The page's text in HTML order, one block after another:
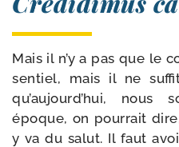
Mais il n’y a pas que le
sen­tiel, mais il ne
qu’au­jourd’­hui,
époque, on pour­rait
y va du salut. Il faut